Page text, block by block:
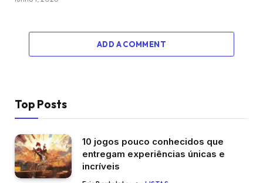
ADD A COMMENT
Top Posts
10 jogos pouco conhecidos que
entregam experiências únicas e
incríveis